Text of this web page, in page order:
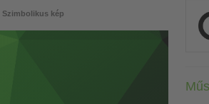
Szimbolikus kép